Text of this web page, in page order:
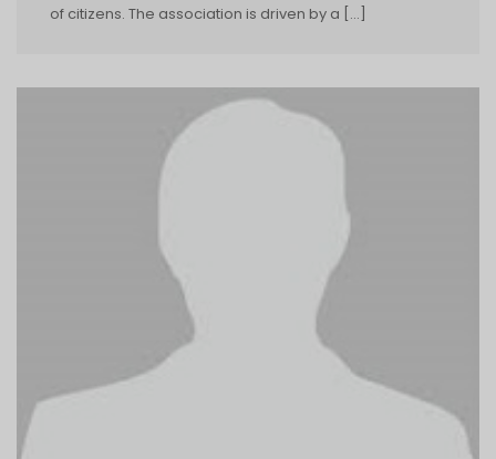
of citizens. The association is driven by a […]